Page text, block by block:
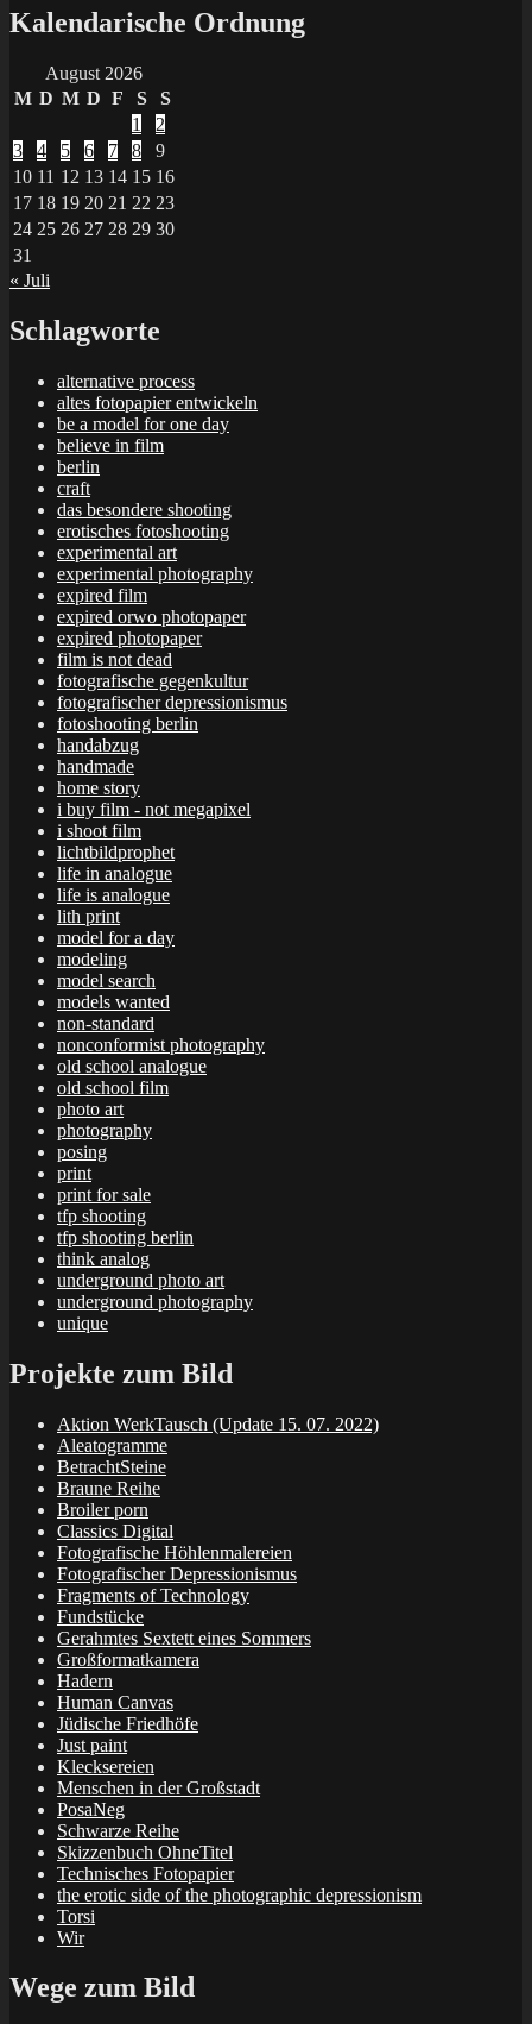
Kalendarische Ordnung
August 2026
M D M D F S
S
1
2
3
4 5 6 7 8
9
10 11 12 13 14 15 16
17 18 19 20 21 22 23
24 25 26 27 28 29 30
31
« Juli
Schlagworte
alternative process
altes fotopapier entwickeln
be a model for one day
believe in film
berlin
craft
das besondere shooting
erotisches fotoshooting
experimental art
experimental photography
expired film
expired orwo photopaper
expired photopaper
film is not dead
fotografische gegenkultur
fotografischer depressionismus
fotoshooting berlin
handabzug
handmade
home story
i buy film - not megapixel
i shoot film
lichtbildprophet
life in analogue
life is analogue
lith print
model for a day
modeling
model search
models wanted
non-standard
nonconformist photography
old school analogue
old school film
photo art
photography
posing
print
print for sale
tfp shooting
tfp shooting berlin
think analog
underground photo art
underground photography
unique
Projekte zum Bild
Aktion WerkTausch (Update 15. 07. 2022)
Aleatogramme
BetrachtSteine
Braune Reihe
Broiler porn
Classics Digital
Fotografische Höhlenmalereien
Fotografischer Depressionismus
Fragments of Technology
Fundstücke
Gerahmtes Sextett eines Sommers
Großformatkamera
Hadern
Human Canvas
Jüdische Friedhöfe
Just paint
Klecksereien
Menschen in der Großstadt
PosaNeg
Schwarze Reihe
Skizzenbuch OhneTitel
Technisches Fotopapier
the erotic side of the photographic depressionism
Torsi
Wir
Wege zum Bild